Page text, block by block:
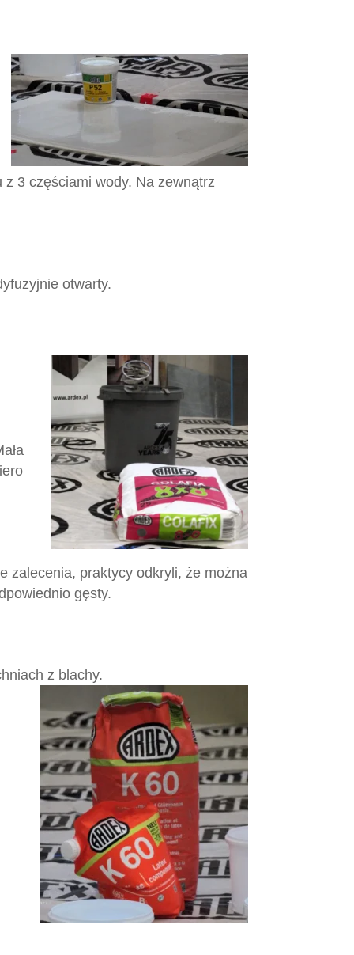
3 częściami wody. Na zewnątrz
otwarty.
zalecenia, praktycy odkryli, że można
gęsty.
z blachy.